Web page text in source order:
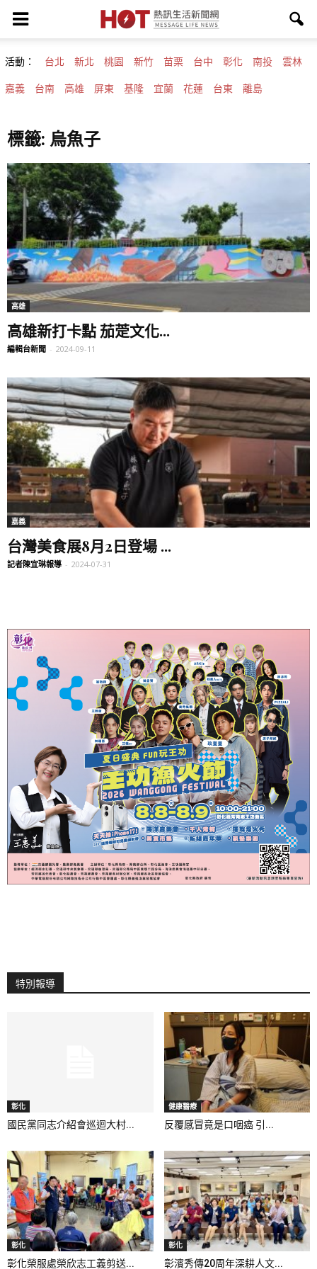
活動： 台北 新北 桃園 新竹 苗栗 台中 彰化 南投 雲林
嘉義 台南 高雄 屏東 基隆 宜蘭 花蓮 台東 離島
標籤: 烏魚子
高雄
高雄新打卡點 茄萣文化...
編輯台新聞 - 2024-09-11
嘉義
台灣美食展8月2日登場 ...
記者陳宜琳報導 - 2024-07-31
特別報導
彰化
國民黨同志介紹會巡迴大村...
健康醫療
反覆感冒竟是口咽癌 引...
彰化
彰化榮服處榮欣志工義剪送...
彰化
彰濱秀傳20周年深耕人文...